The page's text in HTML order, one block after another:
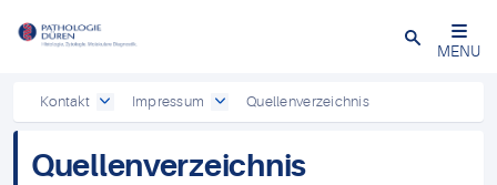
Close
MENU
Kontakt Impressum Quellenverzeichnis
Quellenverzeichnis